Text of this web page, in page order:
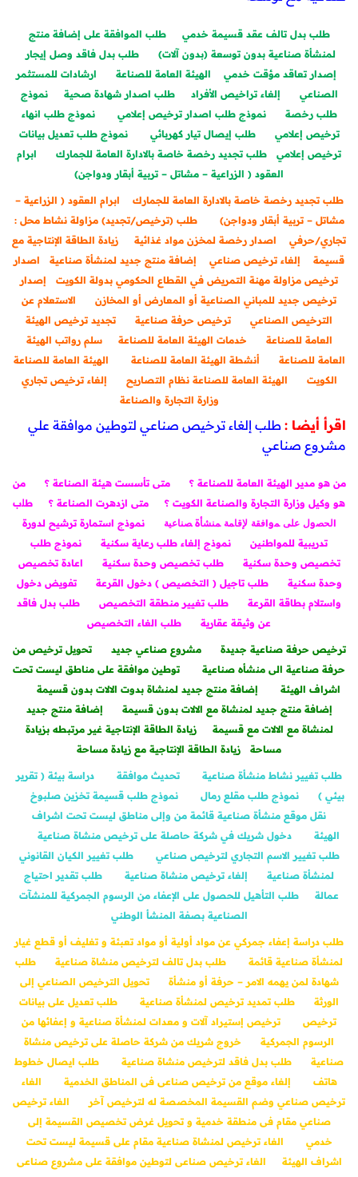
طلببدل تالف عقد قسيمة خدمي
طلب الموافقة على إضافة منتج
لمنشأة صناعية بدون توسعة (بدون آلات)
طلب بدل فاقد وصل إيجار
إصدار تعاقد مؤقت خدمي
الهيئة العامة للصناعة
ارشادات للمستثمر
الصناعي
إلغاء تراخيص الأفراد طلب اصدار شهادة صحية
نموذج
طلب رخصة
نموذج طلب اصدار ترخيص إعلامي
نموذج طلب انهاء
ترخيص إعلامي
طلب إيصال تيار كهربائي
نموذج طلب تعديل بيانات
ترخيص إعلامي
طلب تجديد رخصة خاصة بالادارة العامة للجمارك
ابرام
العقود ( الزراعية – مشاتل – تربية أبقار ودواجن)
طلب تجديد رخصة خاصة بالادارة العامة للجمارك
ابرام العقود ( الزراعية –
مشاتل – تربية أبقار ودواجن)
طلب (ترخيص/تجديد) مزاولة نشاط محل :
تجاري/حرفي
اصدار رخصة لمخزن مواد غذائية
زيادة الطاقة الإنتاجية مع
قسيمة
إلغاء ترخيص صناعي إضافة منتج جديد لمنشأة صناعية
اصدار
ترخيص مزاولة مهنة التمريض في القطاع الحكومي بدولة الكويت
إصدار
ترخيص جديد للمباني الصناعية أو المعارض أو المخازن
الاستعلام عن
الترخيص الصناعي
ترخيص حرفة صناعية
تجديد ترخيص الهيئة
العامة للصناعة
خدمات الهيئة العامة للصناعة
سلم رواتب الهيئة
العامة للصناعة
أنشطة الهيئة العامة للصناعة
الهيئة العامة للصناعة
الكويت
الهيئة العامة للصناعة نظام التصاريح
إلغاء ترخيص تجاري
وزارة التجارة والصناعة
اقرأ أيضا : طلب إلغاء ترخيص صناعي لتوطين موافقة علي
مشروع صناعي
من هو مدير الهيئة العامة للصناعة ؟ متى تأسست هيئة الصناعة ؟
من
هو وكيل وزارة التجارة والصناعة الكويت ؟
متى ازدهرت الصناعة ؟
طﻠب
اﻟﺤﺼوﻝ ﻋﻠﻰ ﻤواﻓﻘﺔ ﻹﻗﺎﻤﺔ ﻤﻨﺸﺄة ﺼﻨﺎﻋﻴﺔ
نموذج استمارة ترشيح لدورة
تدريبية للمواطنين
نموذج إلغاء طلب رعاية سكنية
نموذج طلب
تخصيص وحدة سكنية
طلب تخصيص وحدة سكنية
اعادة تخصيص
وحدة سكنية
طلب تاجيل ( التخصيص ) دخول القرعة
تفويض دخول
واستلام بطاقة القرعة
طلب تغيير منطقة التخصيص
طلب بدل فاقد
عن وثيقة عقارية
طلب الغاء التخصيص
ترخيص حرفة صناعية جديدة مشروع صناعي جديد
تحويل ترخيص من
حرفة صناعية الى منشأه صناعية
توطين موافقة على مناطق ليست تحت
اشراف الهيئة
إضافة منتج جديد لمنشاة بدوت الالات بدون قسيمة
إضافة منتج جديد لمنشاة مع الالات بدون قسيمة
إضافة منتج جديد
لمنشاة مع الالات مع قسيمة
زيادة الطاقة الإنتاجية غير مرتبطه بزيادة
مساحة
زيادة الطاقة الإنتاجية مع زيادة مساحة
طلب تغيير نشاط منشأة صناعية تحديث موافقة
دراسة بيئة ( تقرير
بيئي )
نموذج طلب مقلع رمال
نموذج طلب قسيمة تخزين صلبوخ
نقل موقع منشأة صناعية قائمة من وإلى مناطق ليست تحت اشراف
الهيئة
دخول شريك في شركة حاصلة على ترخيص منشاة صناعية
طلب تغيير الاسم التجاري لترخيص صناعي
طلب تغيير الكيان القانوني
لمنشأة صناعية
إلغاء ترخيص منشاة صناعية
طلب تقدير احتياج
عمالة
طلب التأهيل للحصول على الإعفاء من الرسوم الجمركية للمنشآت
الصناعية بصفة المنشأ الوطني
طلب دراسة إعفاء جمركي عن مواد أولية أو مواد تعبئة و تغليف أو قطع غيار
لمنشأة صناعية قائمة
طلب بدل تالف لترخيص منشاة صناعية
طلب
شهادة لمن يهمه الامر – حرفة أو منشأة
تحويل الترخيص الصناعي إلى
الورثة
طلب تمديد ترخيص لمنشأة صناعية
طلب تعديل على بيانات
ترخيص
ترخيص إستيراد آلات و معدات لمنشأة صناعية و إعفائها من
الرسوم الجمركية
خروج شريك من شركة حاصلة على ترخيص منشاة
صناعية
طلب بدل فاقد لترخيص منشاة صناعية
طلب ايصال خطوط
هاتف
إلغاء موقع من ترخيص صناعى فى المناطق الخدمية
الغاء
ترخيص صناعي وضم القسيمة المخصصة له لترخيص آخر
الغاء ترخيص
صناعي مقام فى منطقة خدمية و تحويل غرض تخصيص القسيمة إلى
خدمي
الغاء ترخيص لمنشاة صناعية مقام على قسيمة ليست تحت
اشراف الهيئة
الغاء ترخيص صناعى لتوطين موافقة على مشروع صناعى